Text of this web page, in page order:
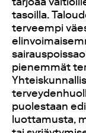
tasoilla.
terveempi
pienemmät
puolestaan
luottamusta,